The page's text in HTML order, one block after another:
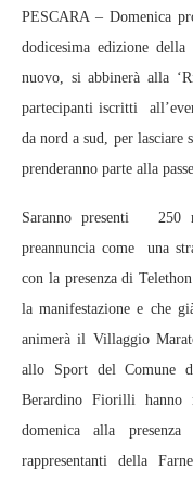
PESCARA – Domenica
dodicesima edizione della
nuovo, si abbinerà alla
partecipanti iscritti
da nord a sud, per lasciare
prenderanno parte alla
Saranno presenti 250
preannuncia come una
con la presenza di
la manifestazione e che
animerà il Villaggio
allo Sport del Comune
Berardino Fiorilli hanno
domenica alla
rappresentanti della